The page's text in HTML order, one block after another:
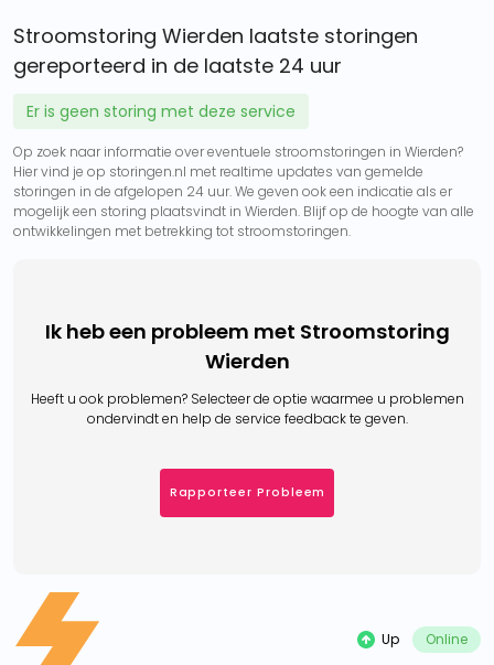
Stroomstoring Wierden laatste storingen
gereporteerd in de laatste 24 uur
Er is geen storing met deze service
Op zoek naar informatie over eventuele stroomstoringen in Wierden?
Hier vind je op storingen.nl met realtime updates van gemelde
storingen in de afgelopen 24 uur. We geven ook een indicatie als er
mogelijk een storing plaatsvindt in Wierden. Blijf op de hoogte van alle
ontwikkelingen met betrekking tot stroomstoringen.
Ik heb een probleem met Stroomstoring
Wierden
Heeft u ook problemen? Selecteer de optie waarmee u problemen
ondervindt en help de service feedback te geven.
Rapporteer Probleem
Up Online